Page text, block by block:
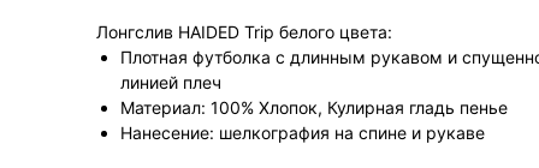
Лонгслив HAIDED Trip белого цвета:
Плотная футболка с длинным рукавом и
линией плеч
Материал: 100% Хлопок, Кулирная гладь пенье
Нанесение: шелкография на спине и рукаве